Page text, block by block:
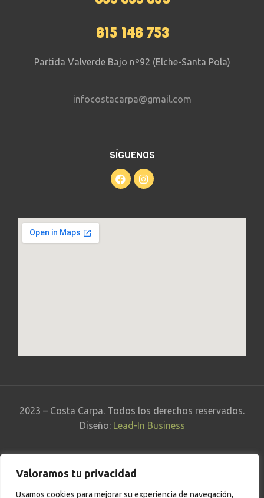
Valoramos tu privacidad
Usamos cookies para mejorar su experiencia de navegación,
615 146 753
Partida Valverde Bajo nº92 (Elche-Santa Pola)
infocostacarpa@gmail.com
SÍGUENOS
2023 – Costa Carpa. Todos los derechos reservados.
Diseño: Lead-In Business